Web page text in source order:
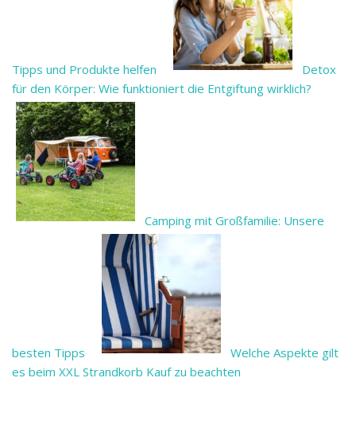
Tipps und Produkte helfen
Detox
für den Körper: Wie funktioniert die Entgiftung wirklich?
Camping mit Großfamilie: Unsere
besten Tipps
Welche Aspekte gilt
es beim XXL Strandkorb Kauf zu beachten